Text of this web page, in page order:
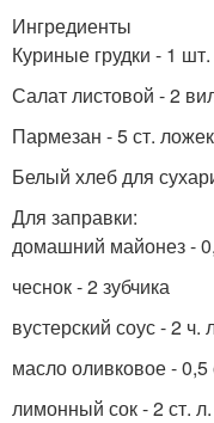
Ингредиенты
Куриные грудки - 1 шт.
Салат листовой - 2
Пармезан - 5 ст.
Белый хлеб для
Для заправки:
домашний майонез -
чеснок - 2 зубчика
вустерский соус - 2 ч.
масло оливковое - 0,5
лимонный сок - 2 ст. л.